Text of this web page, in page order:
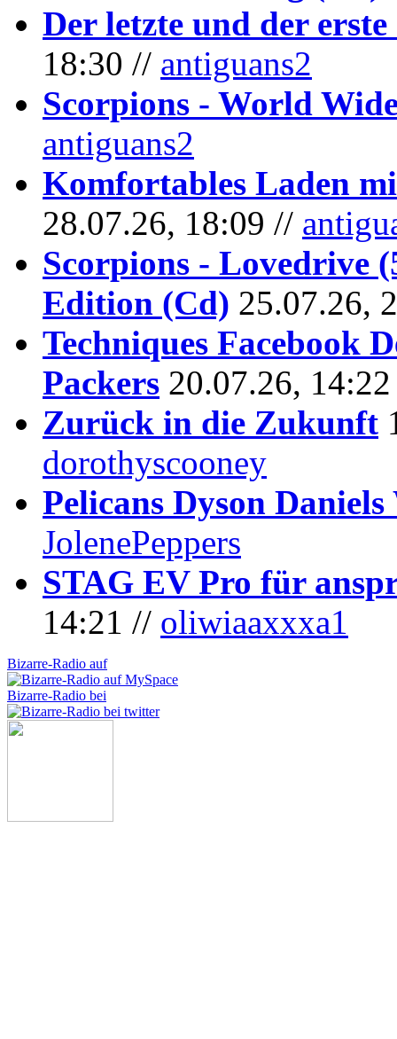
Der letzte und der erste
18:30 // antiguans2
Scorpions - World
antiguans2
Komfortables Laden
28.07.26, 18:09 //
Scorpions - Lovedrive
Edition (Cd) 25.07.26,
Techniques Facebook
Packers 20.07.26,
Zurück in die Zukunft
dorothyscooney
Pelicans Dyson
JolenePeppers
STAG EV Pro für
14:21 // oliwiaaxxxa1
Bizarre-Radio auf
Bizarre-Radio bei